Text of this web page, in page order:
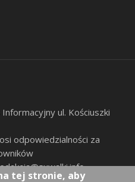
ul. Kościuszki
odpowiedzialności za
,
tej stronie, aby